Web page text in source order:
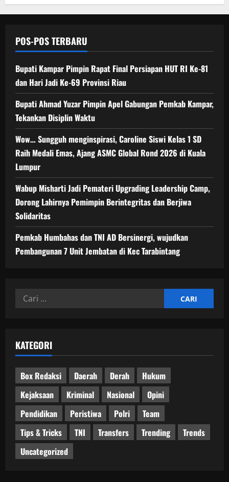
POS-POS TERBARU
Bupati Kampar Pimpin Rapat Final Persiapan HUT RI Ke-81
dan Hari Jadi Ke-69 Provinsi Riau
Bupati Ahmad Yuzar Pimpin Apel Gabungan Pemkab Kampar,
Tekankan Disiplin Waktu
Wow… Sungguh menginspirasi, Caroline Siswi Kelas 1 SD
Raih Medali Emas, Ajang ASMC Global Rond 2026 di Kuala
Lumpur
Wabup Misharti Jadi Pemateri Upgrading Leadership Camp,
Dorong Lahirnya Pemimpin Berintegritas dan Berjiwa
Solidaritas
Pemkab Humbahas dan TNI AD Bersinergi, wujudkan
Pembangunan 7 Unit Jembatan di Kec Tarabintang
Cari
KATEGORI
Box Redaksi Daerah Derah
Hukum
Kejaksaan
Kriminal Nasional
Opini
Pendidikan
Peristiwa Polri
Team
Tips & Tricks
TNI Transfers Trending
Trends
Uncategorized